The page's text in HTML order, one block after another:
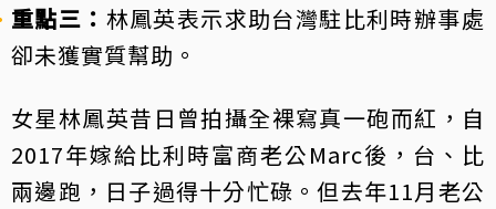
重點三： 林鳳英表示求助台灣駐比利時辦事處
卻未獲實質幫助。
女星林鳳英昔日曾拍攝全裸寫真一砲而紅，自
2017年嫁給比利時富商老公Marc後，台、比
兩邊跑，日子過得十分忙碌。但去年11月老公